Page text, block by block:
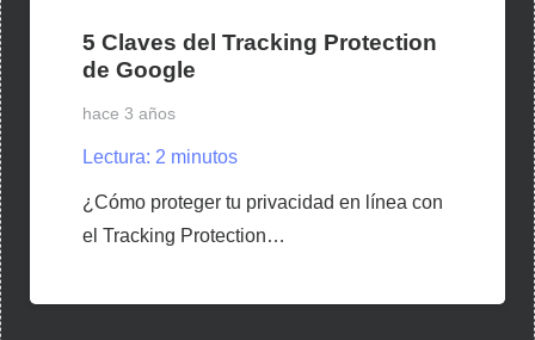
5 Claves del Tracking Protection
de Google
hace 3 años
Lectura: 2 minutos
¿Cómo proteger tu privacidad en línea con
el Tracking Protection…